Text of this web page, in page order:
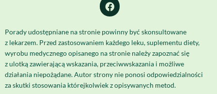
Porady udostępniane na stronie powinny być skonsultowane
z lekarzem. Przed zastosowaniem każdego leku, suplementu diety,
wyrobu medycznego opisanego na stronie należy zapoznać się
z ulotką zawierającą wskazania, przeciwwskazania i możliwe
działania niepożądane. Autor strony nie ponosi odpowiedzialności
za skutki stosowania którejkolwiek z opisywanych metod.